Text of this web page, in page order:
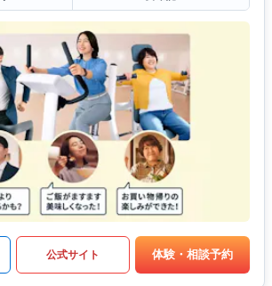
公式サイト 体験・相談予約